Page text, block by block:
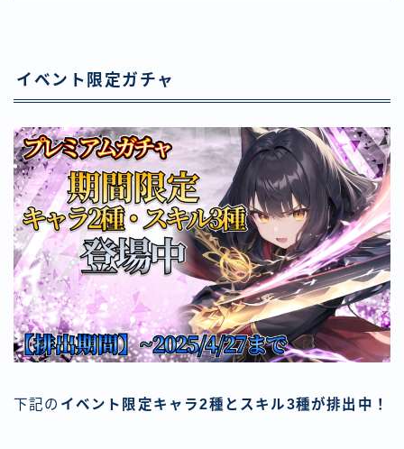
イベント限定ガチャ
下記の イベント限定キャラ2種とスキル3種が排出中！